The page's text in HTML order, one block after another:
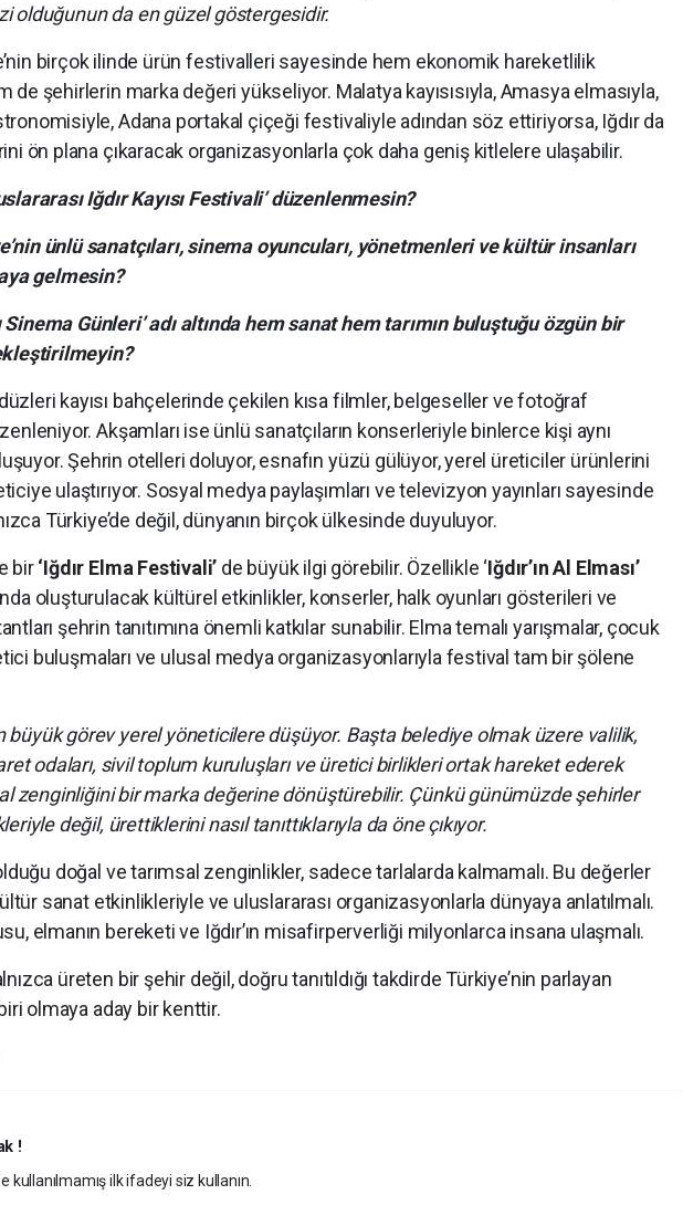
olduğunun da en güzel göstergesidir.
birçok ilinde ürün festivalleri sayesinde hem ekonomik hareketlilik
de şehirlerin marka değeri yükseliyor. Malatya kayısısıyla, Amasya elmasıyla,
Adana portakal çiçeği festivaliyle adından söz ettiriyorsa, Iğdır da
ön plana çıkaracak organizasyonlarla çok daha geniş kitlelere ulaşabilir.
Iğdır Kayısı Festivali’ düzenlenmesin?
ünlü sanatçıları, sinema oyuncuları, yönetmenleri ve kültür insanları
gelmesin?
Sinema Günleri’ adı altında hem sanat hem tarımın buluştuğu özgün bir
kayısı bahçelerinde çekilen kısa filmler, belgeseller ve fotoğraf
Akşamları ise ünlü sanatçıların konserleriyle binlerce kişi aynı
Şehrin otelleri doluyor, esnafın yüzü gülüyor, yerel üreticiler ürünlerini
ulaştırıyor. Sosyal medya paylaşımları ve televizyon yayınları sayesinde
Türkiye’de değil, dünyanın birçok ülkesinde duyuluyor.
bir‘Iğdır Elma Festivali’ de büyük ilgi görebilir. Özellikle ‘Iğdır’ın Al Elması’
oluşturulacak kültürel etkinlikler, konserler, halk oyunları gösterileri ve
şehrin tanıtımına önemli katkılar sunabilir. Elma temalı yarışmalar, çocuk
buluşmaları ve ulusal medya organizasyonlarıyla festival tam bir şölene
büyük görev yerel yöneticilere düşüyor. Başta belediye olmak üzere valilik,
odaları, sivil toplum kuruluşları ve üretici birlikleri ortak hareket ederek
zenginliğini bir marka değerine dönüştürebilir. Çünkü günümüzde şehirler
değil, ürettiklerini nasıl tanıttıklarıyla da öne çıkıyor.
olduğu doğal ve tarımsal zenginlikler, sadece tarlalarda kalmamalı. Bu değerler
sanat etkinlikleriyle ve uluslararası organizasyonlarla dünyaya anlatılmalı.
elmanın bereketi ve Iğdır’ın misafirperverliği milyonlarca insana ulaşmalı.
üreten bir şehir değil, doğru tanıtıldığı takdirde Türkiye’nin parlayan
biri olmaya aday bir kenttir.
!
kullanılmamış ilk ifadeyi siz kullanın.